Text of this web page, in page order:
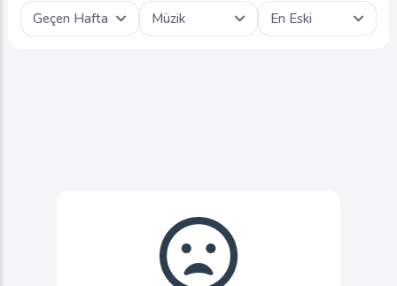
Geçen Hafta Müzik En Eski